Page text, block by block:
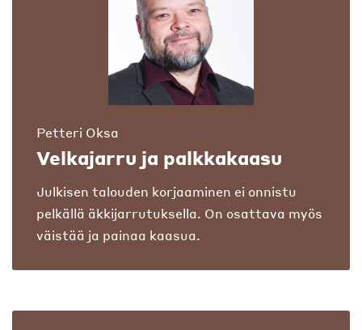
Petteri Oksa
Velkajarru ja palkkakaasu
Julkisen talouden korjaaminen ei onnistu
pelkällä äkkijarrutuksella. On osattava myös
väistää ja painaa kaasua.